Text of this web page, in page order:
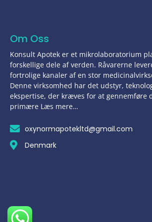
Om Oss
Konsult Apotek er et mikrolaboratorium
forskellige dele af verden. Råvarerne
fortrolige kanaler af en stor
Denne virksomhed har det udstyr,
ekspertise, der kræves for at gennemføre
primære Læs mere…
oxynormapotekltd@gmail.com
Denmark